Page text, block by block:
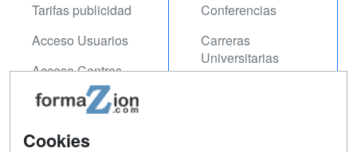
Tarifas publicidad
Acceso Usuarios
Acceso Centros
Conferencias
Carreras
Universitarias
Contactar
Cookies